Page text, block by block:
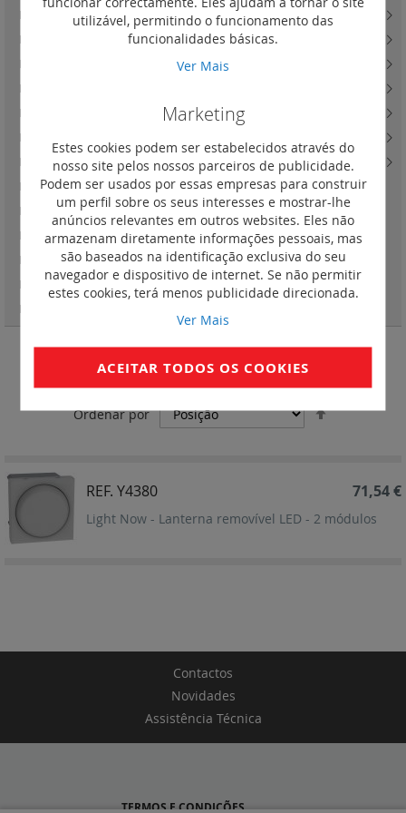
Lanterna removível
Ordenar por
Definir
REF. Y4380
Light Now - Lanterna removível LED - 2 módulos
71,54 €
Light Now - saídas de cabos e obturadores (12)
Light Now - teclas
(44)
Light Now - tomadas de energia com carregador USB
Light Now - tomadas de televisão
Light Now - tomadas de dados, fibra ótica e telefone
Light Now - besouros e campainhas
Light Now - quadros de acabamento(72)
Light Now - interruptores de cartão(12)
Light Now - mecanismos para estores(3)
Light Now - soluções para quarto de hotel(4)
Light Now - tampas com proteção IP55(4)
Light Now - LEDs para mecanismos(7)
Light Now - acessórios
Contactos
Novidades
Assistência Técnica
utilizável, permitindo o funcionamento das
funcionalidades básicas.
Ver Mais
Marketing
Estes cookies podem ser estabelecidos através do
nosso site pelos nossos parceiros de publicidade.
Podem ser usados por essas empresas para construir
um perfil sobre os seus interesses e mostrar-lhe
anúncios relevantes em outros websites. Eles não
armazenam diretamente informações pessoais, mas
são baseados na identificação exclusiva do seu
navegador e dispositivo de internet. Se não permitir
estes cookies, terá menos publicidade direcionada.
Ver Mais
ACEITAR TODOS OS COOKIES
TERMOS E CONDIÇÕES